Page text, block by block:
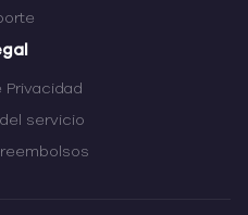
Privacidad
servicio